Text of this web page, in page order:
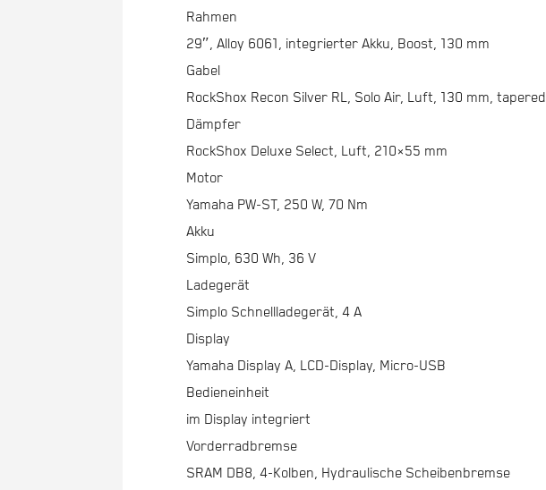
Rahmen
29″, Alloy 6061, integrierter Akku, Boost, 130 mm
Gabel
RockShox Recon Silver RL, Solo Air, Luft, 130 mm, tapered
Dämpfer
RockShox Deluxe Select, Luft, 210×55 mm
Motor
Yamaha PW-ST, 250 W, 70 Nm
Akku
Simplo, 630 Wh, 36 V
Ladegerät
Simplo Schnellladegerät, 4 A
Display
Yamaha Display A, LCD-Display, Micro-USB
Bedieneinheit
im Display integriert
Vorderradbremse
SRAM DB8, 4-Kolben, Hydraulische Scheibenbremse